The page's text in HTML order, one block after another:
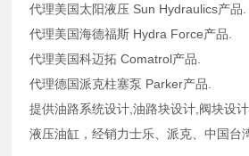
代理美国太阳液压 Sun Hydraulics产品.
代理美国海德福斯 Hydra Force产品.
代理美国科迈拓 Comatrol产品.
代理德国派克柱塞泵 Parker产品.
提供油路系统设计,油路块设计,阀块设
液压油缸，经销力士乐、派克、中国台